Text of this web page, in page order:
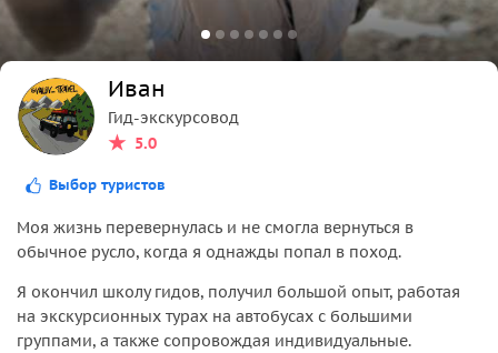
Иван
Гид-экскурсовод
5.0
Выбор туристов
Моя жизнь перевернулась и не смогла вернуться в
обычное русло, когда я однажды попал в поход.
Я окончил школу гидов, получил большой опыт, работая
на экскурсионных турах на автобусах с большими
группами, а также сопровождая индивидуальные.